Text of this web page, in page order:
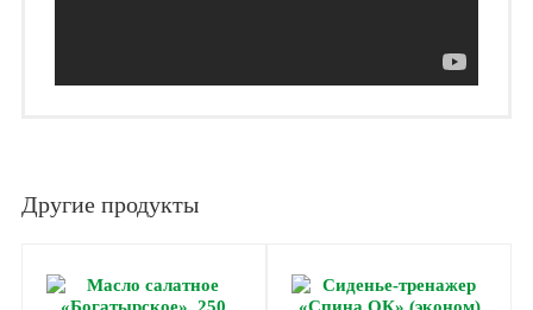
Другие продукты